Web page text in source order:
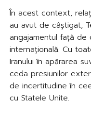
În acest context,
au avut de câștigat,
angajamentul față de
internațională. Cu
Iranului în apărarea
ceda presiunilor
de incertitudine în
cu Statele Unite.